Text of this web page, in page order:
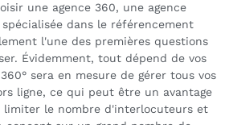
une agence 360, une agence
dans le référencement
l'une des premières questions
Évidemment, tout dépend de vos
sera en mesure de gérer tous vos
ligne, ce qui peut être un avantage
limiter le nombre d'interlocuteurs et